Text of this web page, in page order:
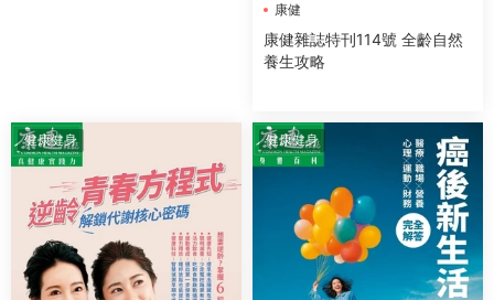
康健
康健雜誌特刊114號 全齡自然
養生攻略
健康健身 健康健身